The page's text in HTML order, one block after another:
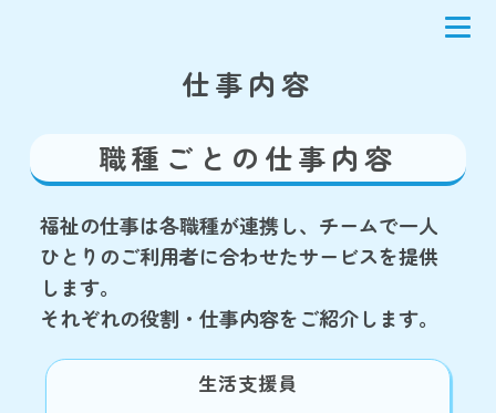
仕事内容
職種ごとの仕事内容
福祉の仕事は各職種が連携し、チームで一人
ひとりのご利用者に合わせたサービスを提供
します。
それぞれの役割・仕事内容をご紹介します。
生活支援員